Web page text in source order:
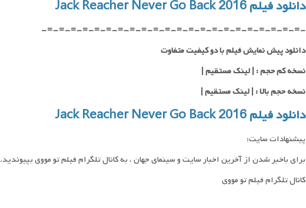
دانلود فیلم Jack Reacher Never Go Back 2016
-=-=-=-=-=-=-=-=-=-=-=-=-=-=-=-=-=-=-=-=-=-=-
دانلود پیش نمایش فیلم با دو کیفیت متفاوت
نسخه کم حجم : | لینک مستقیم |
نسخه حجم بالا : | لینک مستقیم |
دانلود فیلم Jack Reacher Never Go Back 2016
پیشنهادات سایت:
برای باخبر شدن از آخرین اخبار سایت و سینمای جهان ، به کانال تلگرام فیلم تو مووی بپیوندید.
کانال تلگرام فیلم تو مووی